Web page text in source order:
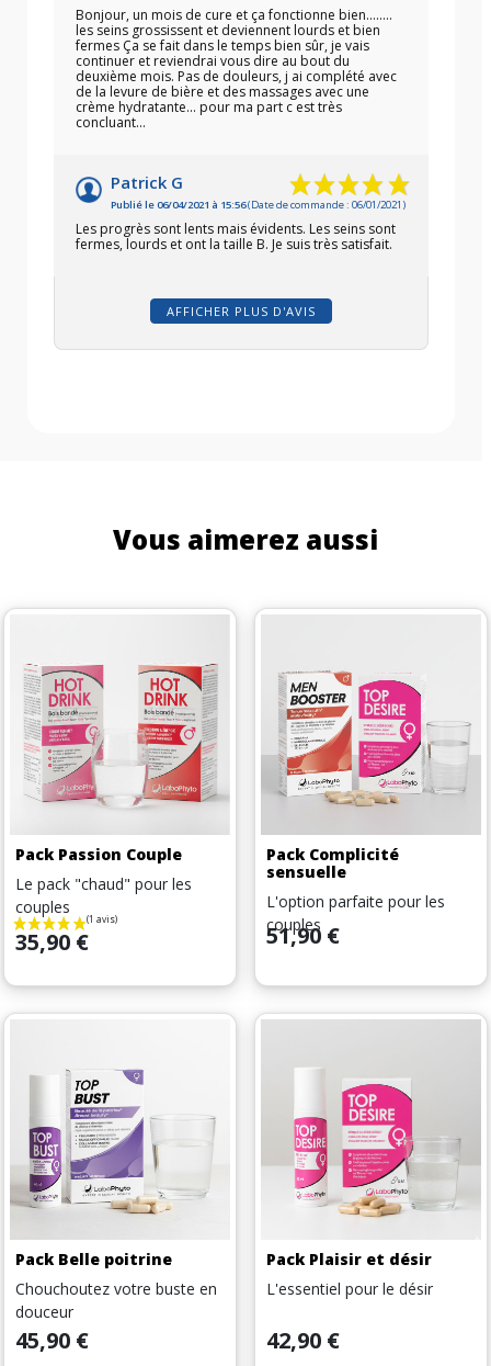
Bonjour, un mois de cure et ça fonctionne bien........
les seins grossissent et deviennent lourds et bien
fermes Ça se fait dans le temps bien sûr, je vais
continuer et reviendrai vous dire au bout du
deuxième mois. Pas de douleurs, j ai complété avec
de la levure de bière et des massages avec une
crème hydratante... pour ma part c est très
concluant...
Patrick G
Publié le 06/04/2021 à 15:56(Date de commande : 06/01/2021)
Les progrès sont lents mais évidents. Les seins sont
fermes, lourds et ont la taille B. Je suis très satisfait.
AFFICHER PLUS D'AVIS
Vous aimerez aussi
Pack Passion Couple
Le pack "chaud" pour les
couples
Prix
35,90 €
Pack Complicité
sensuelle
L'option parfaite pour les
couples
Prix
51,90 €
Pack Belle poitrine
Chouchoutez votre buste en
douceur
Prix
45,90 €
Pack Plaisir et désir
L'essentiel pour le désir
Prix
42,90 €